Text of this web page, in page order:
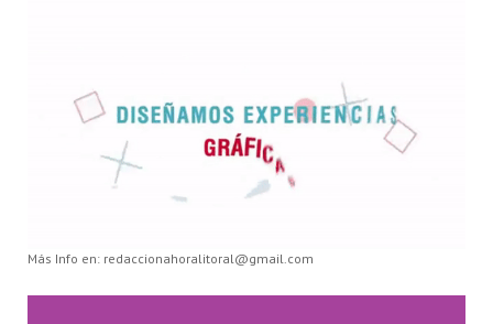
Más Info en: redaccionahoralitoral@gmail.com